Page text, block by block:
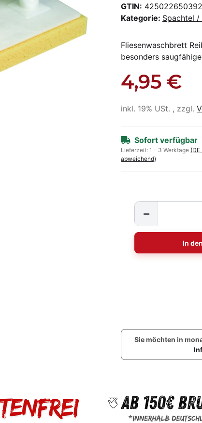
GTIN:
Kategorie: Spachtel /
Fliesenwaschbrett
besonders
4,95 €
inkl. 19% USt. , zzgl.
Sofort verfügbar
Lieferzeit: 1 - 3 Werktage
abweichend)
In
Sie möchten in